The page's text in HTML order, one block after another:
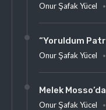
Onur Şafak Yücel
“Yoruldum
Onur Şafak Yücel
Melek
Onur Şafak Yücel